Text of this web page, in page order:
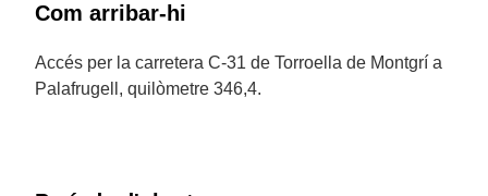
Com arribar-hi
Accés per la carretera C-31 de Torroella de Montgrí a
Palafrugell, quilòmetre 346,4.